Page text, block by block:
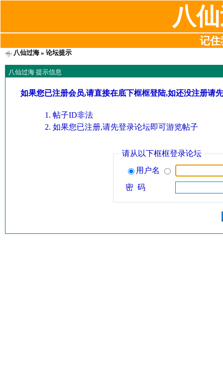
八
记住
八仙过海» 论坛提示
八仙过海 提示信息
如果您已注册会员,请直接在底下框框登陆,如还没注册请
帖子ID非法
如果您已注册,请先登录论坛即可游览帖子
请从以下框框登录论坛
用户名
密 码